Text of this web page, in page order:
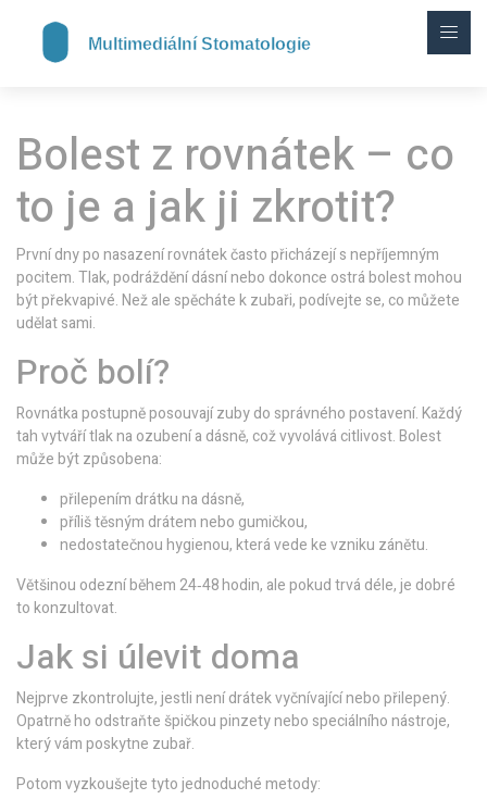
Bolest z rovnátek – co
to je a jak ji zkrotit?
První dny po nasazení rovnátek často přicházejí s nepříjemným
pocitem. Tlak, podráždění dásní nebo dokonce ostrá bolest mohou
být překvapivé. Než ale spěcháte k zubaři, podívejte se, co můžete
udělat sami.
Proč bolí?
Rovnátka postupně posouvají zuby do správného postavení. Každý
tah vytváří tlak na ozubení a dásně, což vyvolává citlivost. Bolest
může být způsobena:
přilepením drátku na dásně,
příliš těsným drátem nebo gumičkou,
nedostatečnou hygienou, která vede ke vzniku zánětu.
Většinou odezní během 24‑48 hodin, ale pokud trvá déle, je dobré
to konzultovat.
Jak si úlevit doma
Nejprve zkontrolujte, jestli není drátek vyčnívající nebo přilepený.
Opatrně ho odstraňte špičkou pinzety nebo speciálního nástroje,
který vám poskytne zubař.
Potom vyzkoušejte tyto jednoduché metody: